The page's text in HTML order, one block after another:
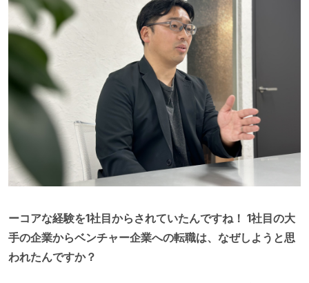
ーコアな経験を1社目からされていたんですね！ 1社目の大
手の企業からベンチャー企業への転職は、なぜしようと思
われたんですか？